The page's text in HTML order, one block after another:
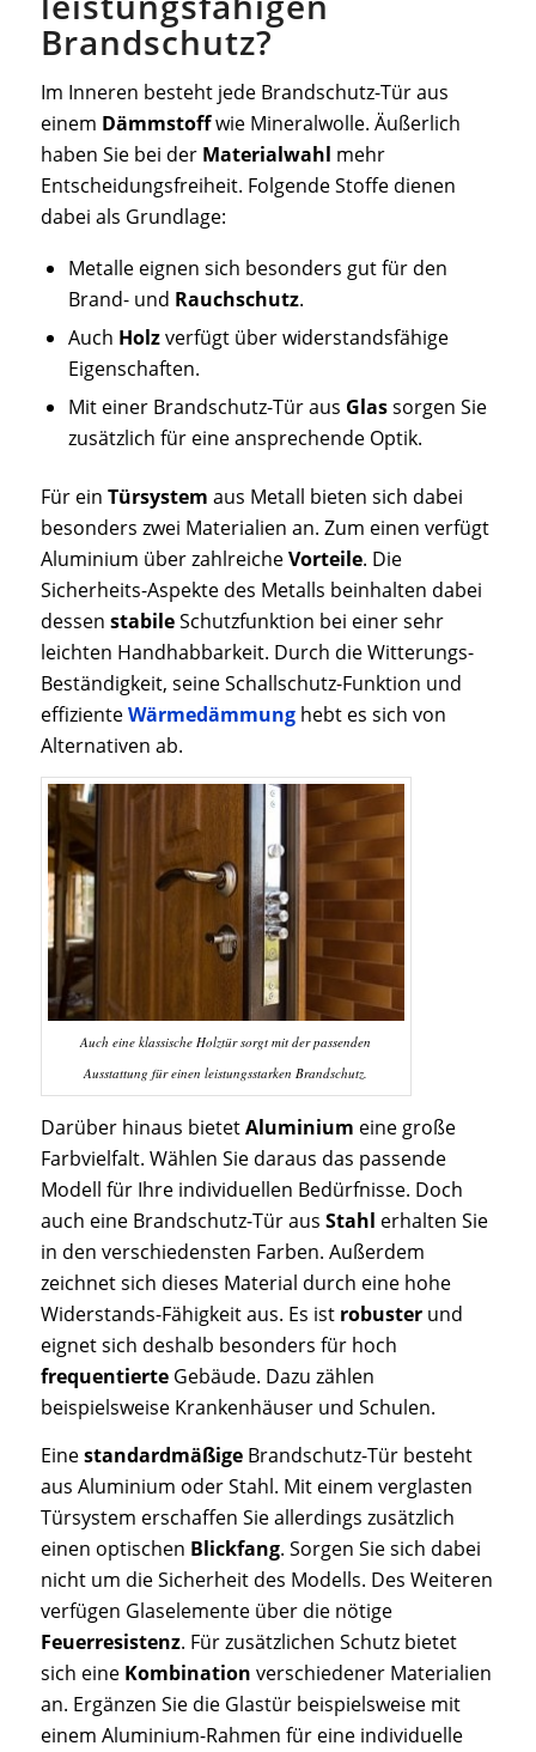
Brandschutz?
Im Inneren besteht jede Brandschutz-Tür aus
einem Dämmstoffwie Mineralwolle. Äußerlich
haben Sie bei der Materialwahl mehr
Entscheidungsfreiheit. Folgende Stoffe dienen
dabei als Grundlage:
Metalle eignen sich besonders gut für den
Brand- und Rauchschutz.
Auch Holzverfügt über widerstandsfähige
Eigenschaften.
Mit einer Brandschutz-Tür aus Glassorgen Sie
zusätzlich für eine ansprechende Optik.
Für ein Türsystem aus Metall bieten sich dabei
besonders zwei Materialien an. Zum einen verfügt
Aluminium über zahlreicheVorteile. Die
Sicherheits-Aspekte des Metalls beinhalten dabei
dessen stabileSchutzfunktion bei einer sehr
leichten Handhabbarkeit. Durch die Witterungs-
Beständigkeit, seine Schallschutz-Funktion und
effizienteWärmedämmung hebt es sich von
Alternativen ab.
Auch eine klassische Holztür sorgt mit der passenden
Ausstattung für einen leistungsstarken Brandschutz.
Darüber hinaus bietetAluminium eine große
Farbvielfalt. Wählen Sie daraus das passende
Modell für Ihre individuellen Bedürfnisse. Doch
auch eine Brandschutz-Tür aus Stahl erhalten Sie
in den verschiedensten Farben. Außerdem
zeichnet sich dieses Material durch eine hohe
Widerstands-Fähigkeit aus. Es ist robusterund
eignet sich deshalb besonders für hoch
frequentierteGebäude. Dazu zählen
beispielsweise Krankenhäuser und Schulen.
EinestandardmäßigeBrandschutz-Tür besteht
aus Aluminium oder Stahl. Mit einem verglasten
Türsystem erschaffen Sie allerdings zusätzlich
einen optischen Blickfang. Sorgen Sie sich dabei
nicht um die Sicherheit des Modells. Des Weiteren
verfügen Glaselemente über die nötige
Feuerresistenz. Für zusätzlichen Schutz bietet
sich eine Kombination verschiedener Materialien
an. Ergänzen Sie die Glastür beispielsweise mit
einem Aluminium-Rahmen für eine individuelle